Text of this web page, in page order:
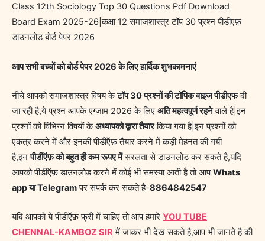
Class 12th Sociology Top 30 Questions Pdf Download
Board Exam 2025-26|कक्षा 12 समाजशास्त्र टॉप 30 प्रश्न पीडीएफ़
डाउनलोड बोर्ड पेपर 2026
आप सभी बच्चों को बोर्ड पेपर 2026 के लिए हार्दिक शुभकामनाएं
नीचे आपको समाजशास्त्र विषय केटॉप 30 प्रश्नों की टॉपिक वाइज पीडीएफदी
जा रही है,ये प्रश्न आपके एग्जाम 2026 के लिए अति महत्वपूर्ण रहनेवाले है|इन
प्रश्नों को विभिन्न विषयों केअध्यापको द्वारा तैयारकिया गया है|इन प्रश्नों को
एकत्र करने में और इनकी पीडीऍफ़ तैयार करने में कड़ी मेहनत की गयी
है,इनपीडीऍफ़ को बहुत ही कम रूपए मेंसरलता से डाउनलोड कर सकते है,यदि
आपको पीडीऍफ़ डाउनलोड करने में कोई भी समस्या आती है तो आपWhats
app या Telegramपर संपर्क कर सकते है-8864842547
यदि आपको ये पीडीऍफ़ फ्री में चाहिए तो आप हमारे YOU TUBE
CHENNAL-KAMBOZ SIR में जाकर भी देख सकते है,आप भी जानते है की